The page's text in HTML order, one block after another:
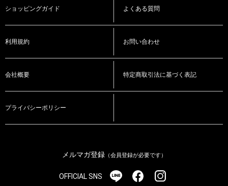
ショッピングガイド よくある質問
利用規約 お問い合わせ
会社概要 特定商取引法に基づく表記
プライバシーポリシー
メルマガ登録（会員登録が必要です）
OFFICIAL SNS